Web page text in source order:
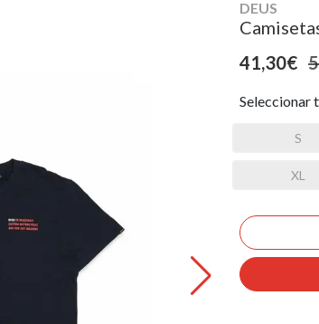
DEUS
41,30€
Seleccionar
S
XL